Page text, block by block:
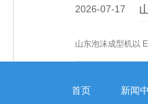
2026-07-17
山东泡沫成型机以
热胀熔融粘结原理
首页 新闻